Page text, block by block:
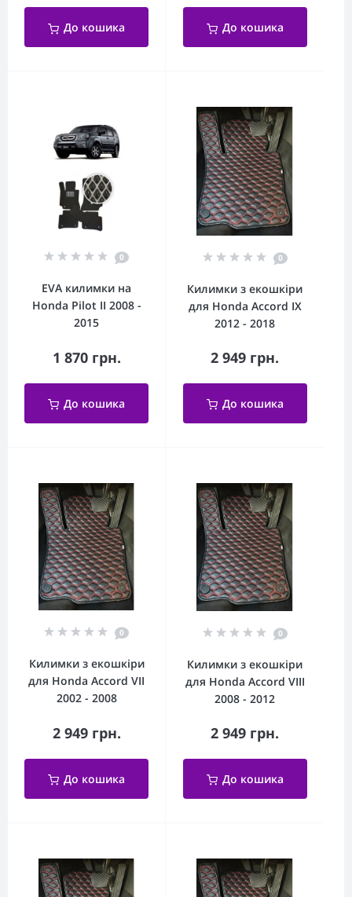
До кошика До кошика
0
EVA килимки на
Honda Pilot II 2008 -
2015
1 870 грн.
До кошика
0
Килимки з екошкіри
для Honda Accord IX
2012 - 2018
2 949 грн.
До кошика
0
Килимки з екошкіри
для Honda Accord VII
2002 - 2008
2 949 грн.
До кошика
0
Килимки з екошкіри
для Honda Accord VIII
2008 - 2012
2 949 грн.
До кошика